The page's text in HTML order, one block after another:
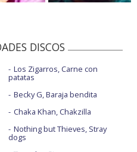
DISCOS
Los Zigarros, Carne con
patatas
Becky G, Baraja bendita
Chaka Khan, Chakzilla
Nothing but Thieves, Stray
dogs